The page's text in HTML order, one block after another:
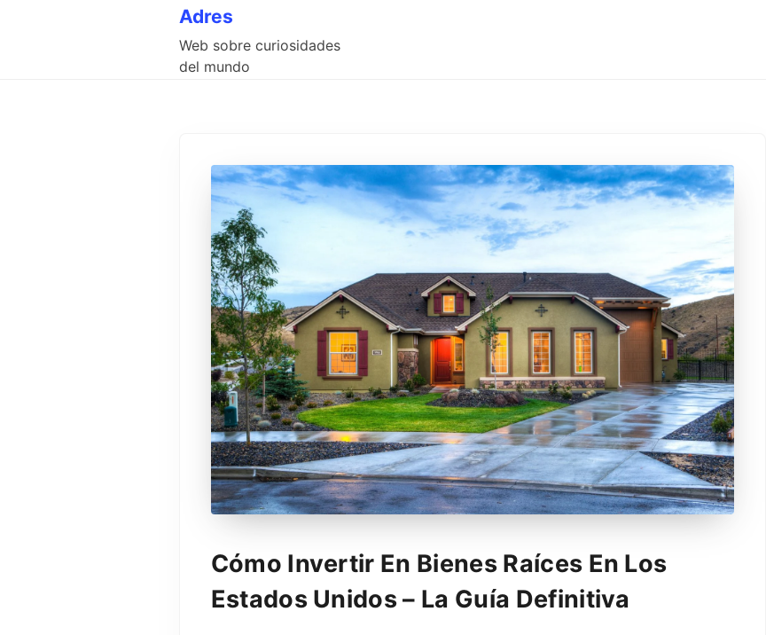
Adres
Web sobre curiosidades
del mundo
Cómo Invertir En Bienes Raíces En Los
Estados Unidos – La Guía Definitiva